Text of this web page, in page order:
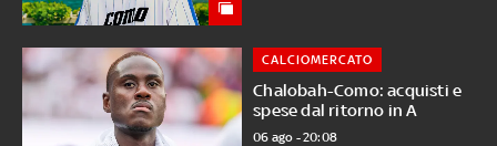
Chalobah-Como: acquisti e
spese dal ritorno in A
CALCIOMERCATO
06 ago - 20:08